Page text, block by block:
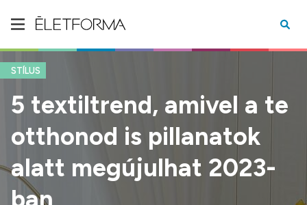
STÍLUS
5 textiltrend, amivel a te
otthonod is pillanatok
alatt megújulhat 2023-